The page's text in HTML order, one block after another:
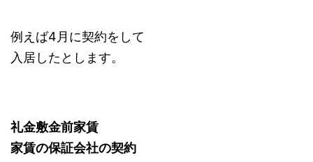
例えば4月に契約をして
入居したとします。
礼金敷金前家賃
家賃の保証会社の契約